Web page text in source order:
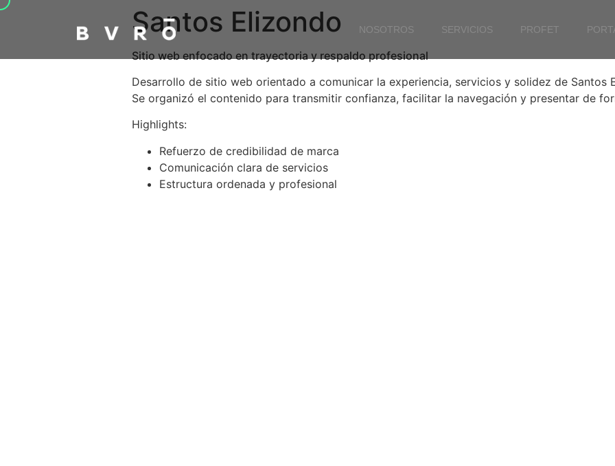
NOSOTROS SERVICIOS PROFET
Santos Elizondo
Sitio web enfocado en trayectoria y respaldo profesional
Desarrollo de sitio web orientado a comunicar la experiencia, servicios y solidez de Santos
Se organizó el contenido para transmitir confianza, facilitar la navegación y presentar de
Highlights:
Refuerzo de credibilidad de marca
Comunicación clara de servicios
Estructura ordenada y profesional